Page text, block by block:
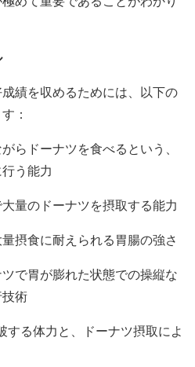
成績を収めるためには、以下の
：
らドーナツを食べるという、
う能力
量のドーナツを摂取する能力
摂食に耐えられる胃腸の強さ
で胃が膨れた状態での操縦な
技術
る体力と、ドーナツ摂取によ